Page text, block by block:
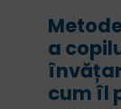
a
cum îl